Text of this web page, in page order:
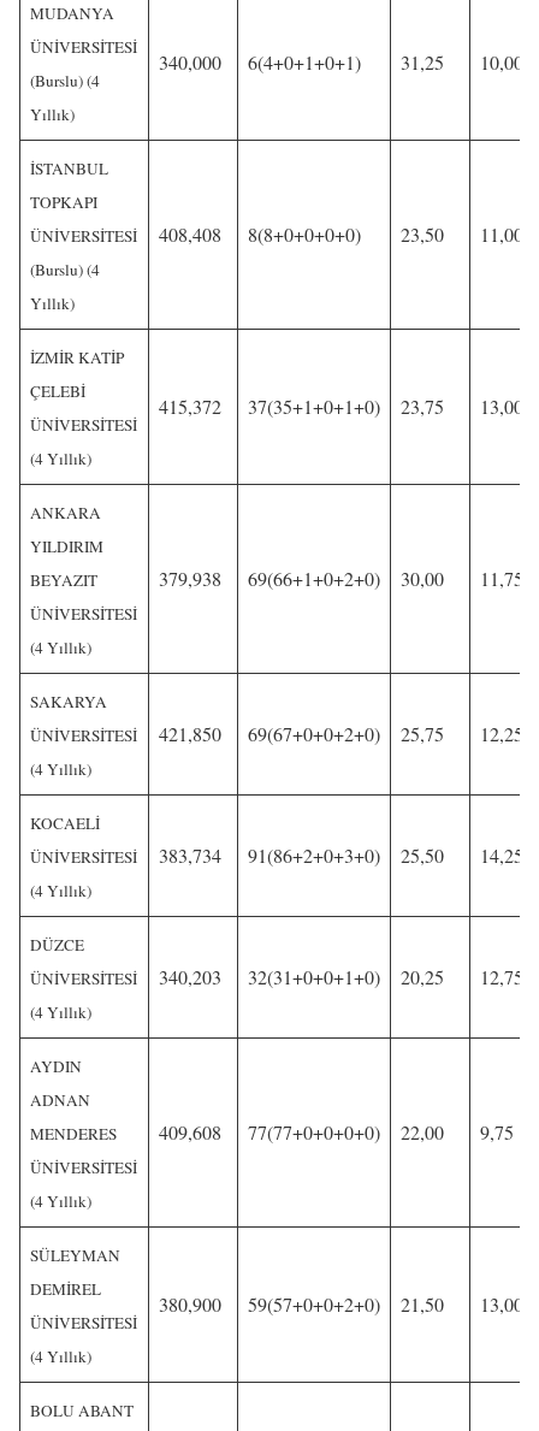
MUDANYA
ÜNİVERSİTESİ
(Burslu) (4
Yıllık)
340,000 6(4+0+1+0+1) 31,25 10,00
İSTANBUL
TOPKAPI
ÜNİVERSİTESİ
(Burslu) (4
Yıllık)
408,408 8(8+0+0+0+0) 23,50 11,00
İZMİR KATİP
ÇELEBİ
ÜNİVERSİTESİ
(4 Yıllık)
415,372 37(35+1+0+1+0) 23,75 13,00
ANKARA
YILDIRIM
BEYAZIT
ÜNİVERSİTESİ
(4 Yıllık)
379,938 69(66+1+0+2+0) 30,00 11,75
SAKARYA
ÜNİVERSİTESİ
(4 Yıllık)
421,850 69(67+0+0+2+0) 25,75 12,25
KOCAELİ
ÜNİVERSİTESİ
(4 Yıllık)
383,734 91(86+2+0+3+0) 25,50 14,25
DÜZCE
ÜNİVERSİTESİ
(4 Yıllık)
340,203 32(31+0+0+1+0) 20,25 12,75
AYDIN
ADNAN
MENDERES
ÜNİVERSİTESİ
(4 Yıllık)
409,608 77(77+0+0+0+0) 22,00 9,75
SÜLEYMAN
DEMİREL
ÜNİVERSİTESİ
(4 Yıllık)
380,900 59(57+0+0+2+0) 21,50 13,00
BOLU ABANT